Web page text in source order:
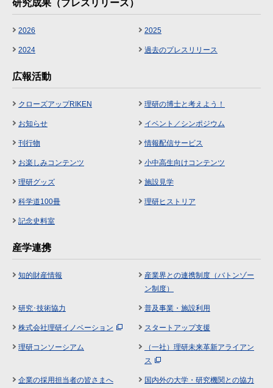
研究成果（プレスリリース）
2026 2025
2024 過去のプレスリリース
広報活動
クローズアップRIKEN 理研の博士と考えよう！
お知らせ イベント／シンポジウム
刊行物 情報配信サービス
お楽しみコンテンツ 小中高生向けコンテンツ
理研グッズ 施設見学
科学道100冊 理研ヒストリア
記念史料室
産学連携
知的財産情報
産業界との連携制度（バトンゾー
ン制度）
研究･技術協力 普及事業・施設利用
株式会社理研イノベーション スタートアップ支援
理研コンソーシアム
（一社）理研未来革新アライアン
ス
企業の採用担当者の皆さまへ 国内外の大学・研究機関との協力